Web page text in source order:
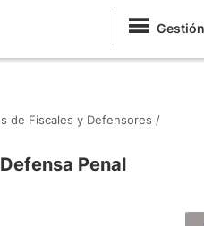
Gestión
de Fiscales y Defensores /
Penal